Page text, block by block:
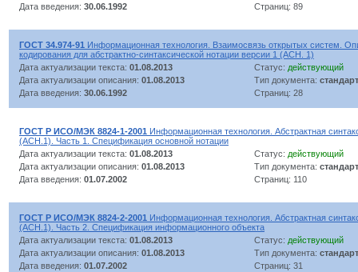
Дата введения: 30.06.1992 Страниц: 89
ГОСТ 34.974-91 Информационная технология. Взаимосвязь открытых систем.
кодирования для абстрактно-синтаксической нотации версии 1 (АСН. 1)
Дата актуализации текста: 01.08.2013 Статус: действующий
Дата актуализации описания: 01.08.2013 Тип документа: стандарт
Дата введения: 30.06.1992 Страниц: 28
ГОСТ Р ИСО/МЭК 8824-1-2001 Информационная технология. Абстрактная
(АСН.1). Часть 1. Спецификация основной нотации
Дата актуализации текста: 01.08.2013 Статус: действующий
Дата актуализации описания: 01.08.2013 Тип документа: стандарт
Дата введения: 01.07.2002 Страниц: 110
ГОСТ Р ИСО/МЭК 8824-2-2001 Информационная технология. Абстрактная
(АСН.1). Часть 2. Спецификация информационного объекта
Дата актуализации текста: 01.08.2013 Статус: действующий
Дата актуализации описания: 01.08.2013 Тип документа: стандарт
Дата введения: 01.07.2002 Страниц: 31